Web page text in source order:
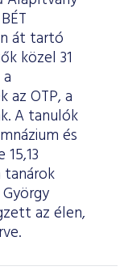
át tartó
közel 31
az OTP, a
A tanulók
és
tanárok
az élen,